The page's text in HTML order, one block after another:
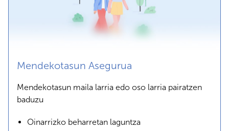
Mendekotasun Asegurua
Mendekotasun maila larria edo oso larria pairatzen
baduzu
Oinarrizko beharretan laguntza